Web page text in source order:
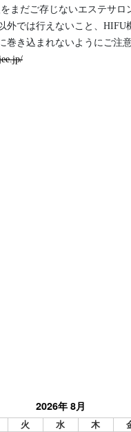
まだご存じないエステサロ
外では行えないこと、HIFU
巻き込まれないようにご注
2026年 8月
火 水 木